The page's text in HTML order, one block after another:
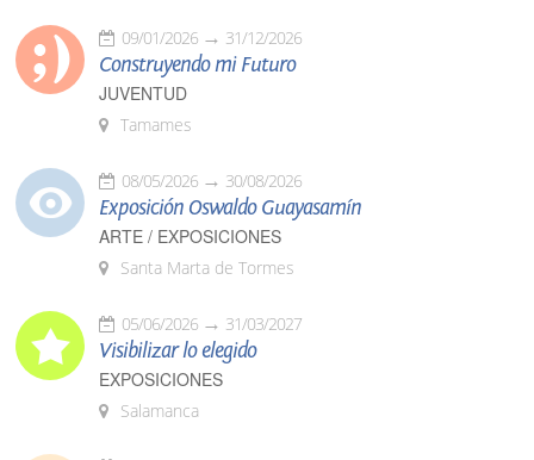
09/01/2026 31/12/2026
Construyendo mi Futuro
JUVENTUD
Tamames
08/05/2026 30/08/2026
Exposición Oswaldo Guayasamín
ARTE / EXPOSICIONES
Santa Marta de Tormes
05/06/2026 31/03/2027
Visibilizar lo elegido
EXPOSICIONES
Salamanca